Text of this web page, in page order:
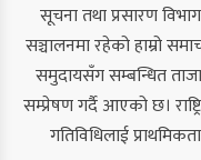
सूचना तथा प्रसारण
सञ्चालनमा रहेको हाम्रो
समुदायसँग सम्बन्धित
सम्प्रेषण गर्दै आएको छ।
गतिविधिलाई